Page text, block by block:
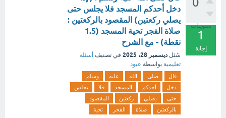
تصويتات
1
إجابة
دخل أحدكم المسجد فلا يجلس حتى
يصلي ركعتين) المقصود بالركعتين :
صلاة الفجر تحية المسجد (1.5
نقطة) - مع الشرح
سُئل ديسمبر 28، 2025 في تصنيف أسئلة
تعليمية بواسطة عبود
قال صلى الله عليه
وسلم
دخل
أحدكم المسجد فلا
يجلس
حتى
يصلي ركعتين
المقصود
بالركعتين
صلاة الفجر تحية